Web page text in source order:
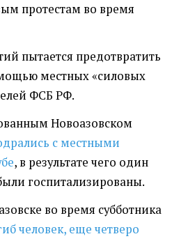
протестам во время
пытается предотвратить
местных«силовых
ФСБ РФ.
Новоазовском
с местными
, в результате чего один
госпитализированы.
во время субботника
человек, еще четверо